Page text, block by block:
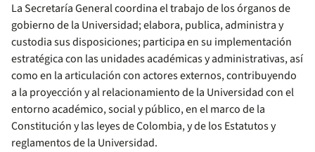
La Secretaría General coordina el trabajo de los órganos de
gobierno de la Universidad; elabora, publica, administra y
custodia sus disposiciones; participa en su implementación
estratégica con las unidades académicas y administrativas, así
como en la articulación con actores externos, contribuyendo
a la proyección y al relacionamiento de la Universidad con el
entorno académico, social y público, en el marco de la
Constitución y las leyes de Colombia, y de los Estatutos y
reglamentos de la Universidad.